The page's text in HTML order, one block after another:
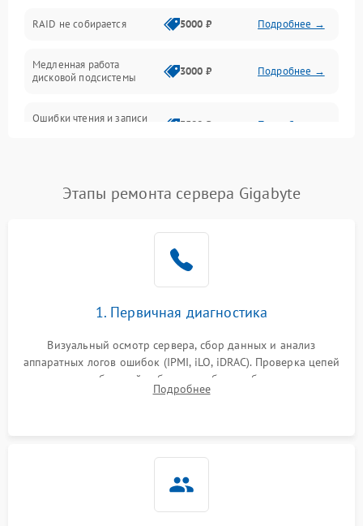
Контроллеры и интерфейсы
Виртуализация и сервисы
Программные сбои
Влага и внешные воздействия
RAID не собирается 5000 ₽ Подробнее →
Медленная работа
дисковой подсистемы
3000 ₽ Подробнее →
Ошибки чтения и записи
3500 ₽ Подробнее →
Этапы ремонта сервера Gigabyte
1. Первичная диагностика
Визуальный осмотр сервера, сбор данных и анализ
аппаратных логов ошибок (IPMI, iLO, iDRAC). Проверка цепей
питания и базовой работоспособности без вскрытия
корпуса для быстрой локализации сбоя.
Подробнее